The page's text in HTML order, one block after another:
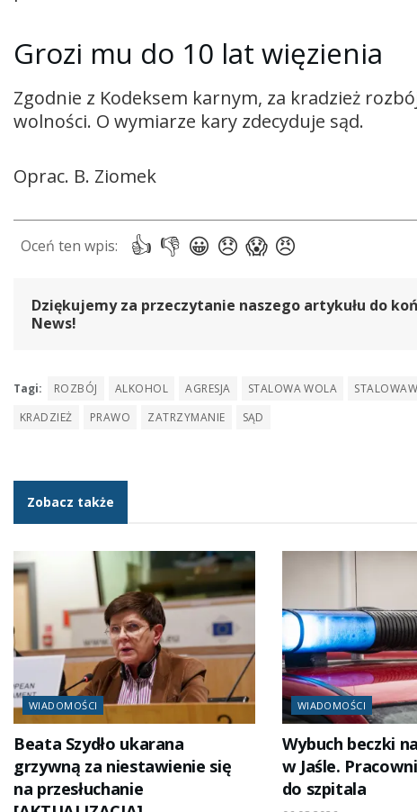
Grozi mu do 10 lat więzienia
Zgodnie z Kodeksem karnym, za kradzież
wolności. O wymiarze kary zdecyduje sąd.
Oprac. B. Ziomek
Dziękujemy za przeczytanie naszego artykułu do
News!
Tagi: ROZBÓJ ALKOHOL AGRESJA STALOWA WOLA
KRADZIEŻ
PRAWO ZATRZYMANIE SĄD
Zobacz także
WIADOMOŚCI
Beata Szydło ukarana
grzywną za niestawienie się
na przesłuchanie
WIADOMOŚCI
Wybuch beczki
w Jaśle.
do szpitala